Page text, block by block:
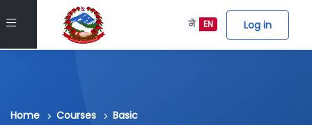
Side panel EN
ने Log in
Skip to main content
Home Courses
Basic